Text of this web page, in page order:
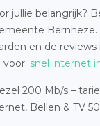
jullie belangrijk?
Bernheze.
en de reviews
snel internet
200 Mb/s –
Bellen & TV